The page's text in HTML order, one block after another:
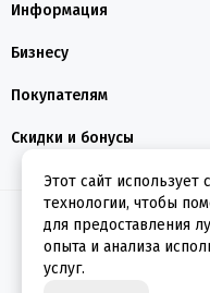
Информация
Бизнесу
Покупателям
Скидки и бонусы
Этот сайт
технологии, чтобы
для предоставления
опыта и анализа
услуг.